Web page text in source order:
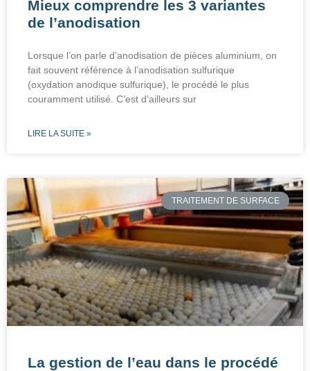
Mieux comprendre les 3 variantes
de l’anodisation
Lorsque l’on parle d’anodisation de pièces aluminium, on
fait souvent référence à l’anodisation sulfurique
(oxydation anodique sulfurique), le procédé le plus
couramment utilisé. C’est d’ailleurs sur
LIRE LA SUITE »
TRAITEMENT DE SURFACE
La gestion de l’eau dans le procédé